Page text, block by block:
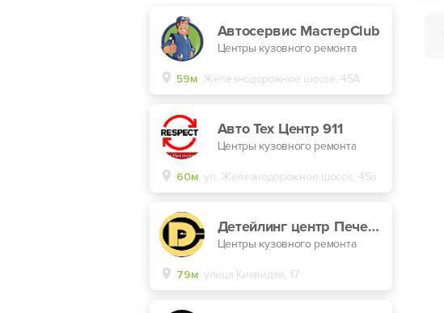
Автосервис МастерClub
Центры кузовного ремонта
59м Железнодорожное шоссе, 45А
Авто Тех Центр 911
Центры кузовного ремонта
60м ул. Железнодорожное шоссе, 45а
Детейлинг центр Печерский
Центры кузовного ремонта
79м улица Киквидзе, 17